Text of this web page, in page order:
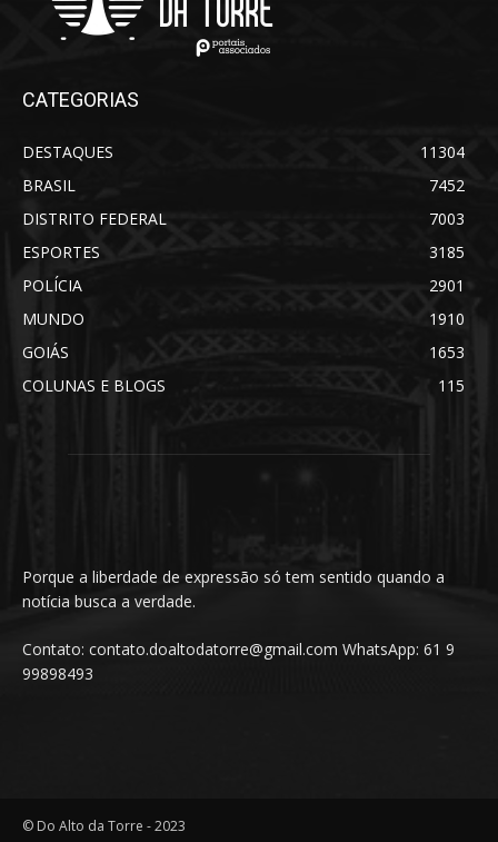
CATEGORIAS
DESTAQUES
11304
BRASIL
7452
DISTRITO FEDERAL
7003
ESPORTES
3185
POLÍCIA
2901
MUNDO
1910
GOIÁS
1653
COLUNAS E BLOGS
115
Porque a liberdade de expressão só tem sentido quando a
notícia busca a verdade.
Contato: contato.doaltodatorre@gmail.com WhatsApp: 61 9
99898493
© Do Alto da Torre - 2023